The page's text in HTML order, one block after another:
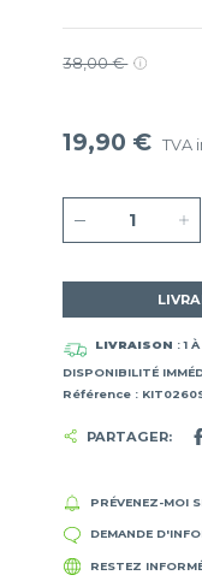
38,00 €
19,90 € TVA
LIVRAISON : 1
DISPONIBILITÉ
Référence :
PARTAGER:
PRÉVENEZ-MOI
DEMANDE
RESTEZ